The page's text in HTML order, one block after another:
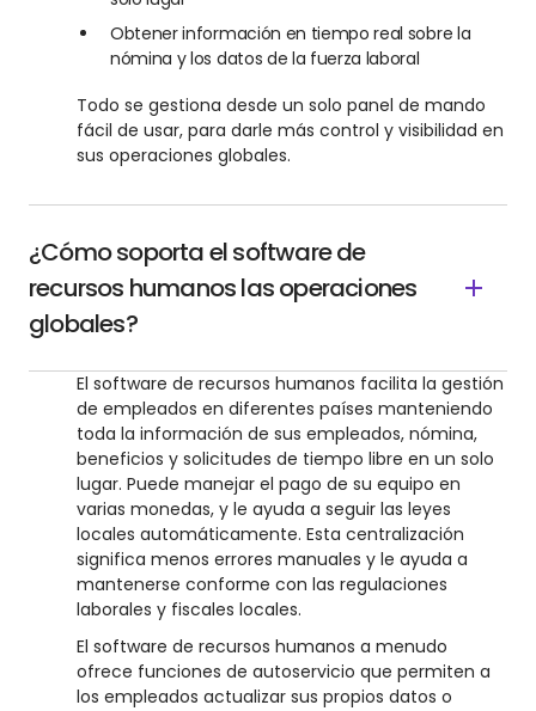
Obtener información en tiempo real sobre la
nómina y los datos de la fuerza laboral
Todo se gestiona desde un solo panel de mando
fácil de usar, para darle más control y visibilidad en
sus operaciones globales.
¿Cómo soporta el software de
recursos humanos las operaciones
globales?
El software de recursos humanos facilita la gestión
de empleados en diferentes países manteniendo
toda la información de sus empleados, nómina,
beneficios y solicitudes de tiempo libre en un solo
lugar. Puede manejar el pago de su equipo en
varias monedas, y le ayuda a seguir las leyes
locales automáticamente. Esta centralización
significa menos errores manuales y le ayuda a
mantenerse conforme con las regulaciones
laborales y fiscales locales.
El software de recursos humanos a menudo
ofrece funciones de autoservicio que permiten a
los empleados actualizar sus propios datos o